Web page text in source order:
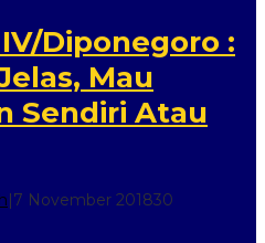
Diponegoro :
Mau
Sendiri Atau
|7 November 201830